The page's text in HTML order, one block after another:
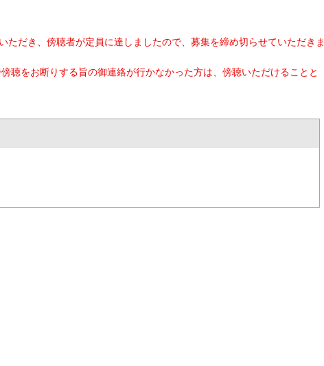
ただき、傍聴者が定員に達しましたので、募集を締め切らせていただきま
聴をお断りする旨の御連絡が行かなかった方は、傍聴いただけることと